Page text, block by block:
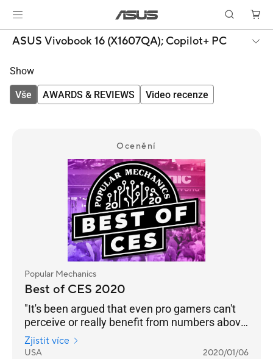
ASUS Vivobook 16 (X1607QA); Copilot+ PC
Show
Vše AWARDS & REVIEWS Video recenze
Ocenění
Popular Mechanics
Best of CES 2020
"It's been argued that even pro gamers can't
perceive or really benefit from numbers above
240 Hz. But even if that’s the case, we’re
happy to see any instance of engineers
Zjistit více
USA 2020/01/06